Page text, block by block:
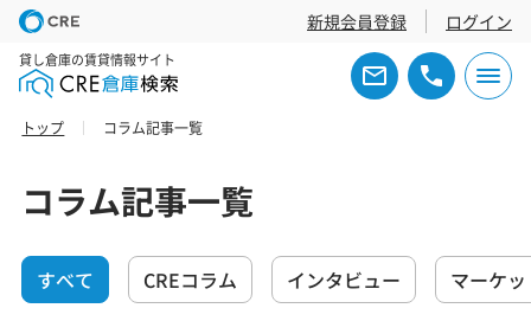
新規会員登録 ログイン
貸し倉庫の賃貸情報サイト
トップ コラム記事一覧
コラム記事一覧
すべて CREコラム インタビュー マーケ